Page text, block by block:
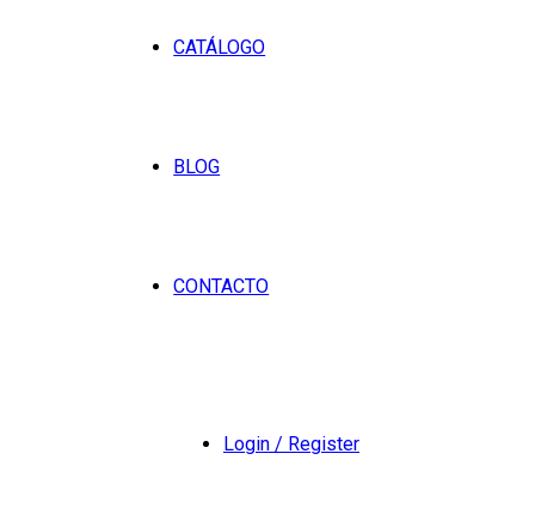
CATÁLOGO
BLOG
CONTACTO
Login / Register